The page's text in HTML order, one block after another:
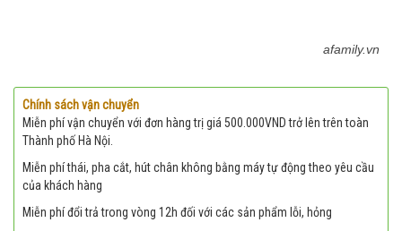
afamily.vn
Chính sách vận chuyển
Miễn phí vận chuyển với đơn hàng trị giá 500.000VND trở lên trên toàn
Thành phố Hà Nội.
Miễn phí thái, pha cắt, hút chân không bằng máy tự động theo yêu cầu
của khách hàng
Miễn phí đổi trả trong vòng 12h đối với các sản phẩm lỗi, hỏng